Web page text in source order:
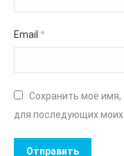
Email *
Сохранить моё имя,
для последующих